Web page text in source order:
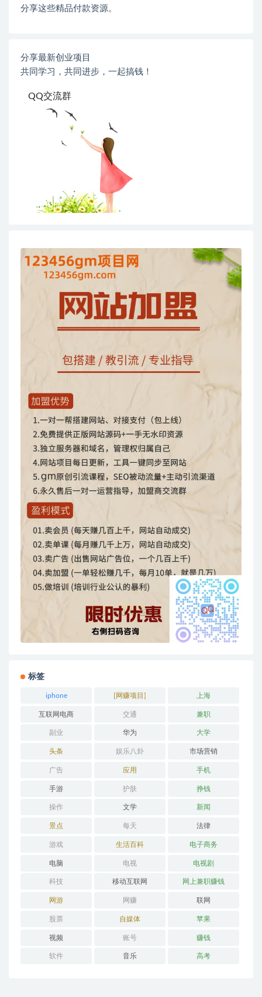
分享这些精品付款资源。
分享最新创业项目
共同学习，共同进步，一起搞钱！
QQ交流群
标签
iphone [网赚项目] 上海
互联网电商 交通 兼职
副业 华为 大学
头条 娱乐八卦 市场营销
广告 应用 手机
手游 护肤 挣钱
操作 文学 新闻
景点 每天 法律
游戏 生活百科 电子商务
电脑 电视 电视剧
科技 移动互联网 网上兼职赚钱
网游 网赚 联网
股票 自媒体 苹果
视频 账号 赚钱
软件 音乐 高考